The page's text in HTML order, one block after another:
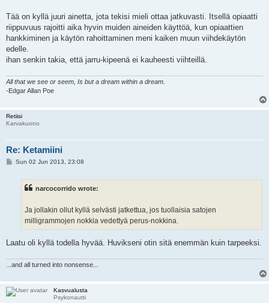
Tää on kyllä juuri ainetta, jota tekisi mieli ottaa jatkuvasti. Itsellä opiaatti
riippuvuus rajoitti aika hyvin muiden aineiden käyttöä, kun opiaattien
hankkiminen ja käytön rahoittaminen meni kaiken muun viihdekäytön
edelle.
ihan senkin takia, että jarru-kipeenä ei kauheesti viihteillä.
All that we see or seem, Is but a dream within a dream.
-Edgar Allan Poe
Retiisi
Karvakuono
Re: Ketamiini
PSun 02 Jun 2013, 23:08
narcocorrido wrote:
Ja jollakin ollut kyllä selvästi jatkettua, jos tuollaisia satojen
milligrammojen nokkia vedettyä perus-nokkina.
Laatu oli kyllä todella hyvää. Huvikseni otin sitä enemmän kuin tarpeeksi.
...and all turned into nonsense...
Kasvualusta
Psykonautti